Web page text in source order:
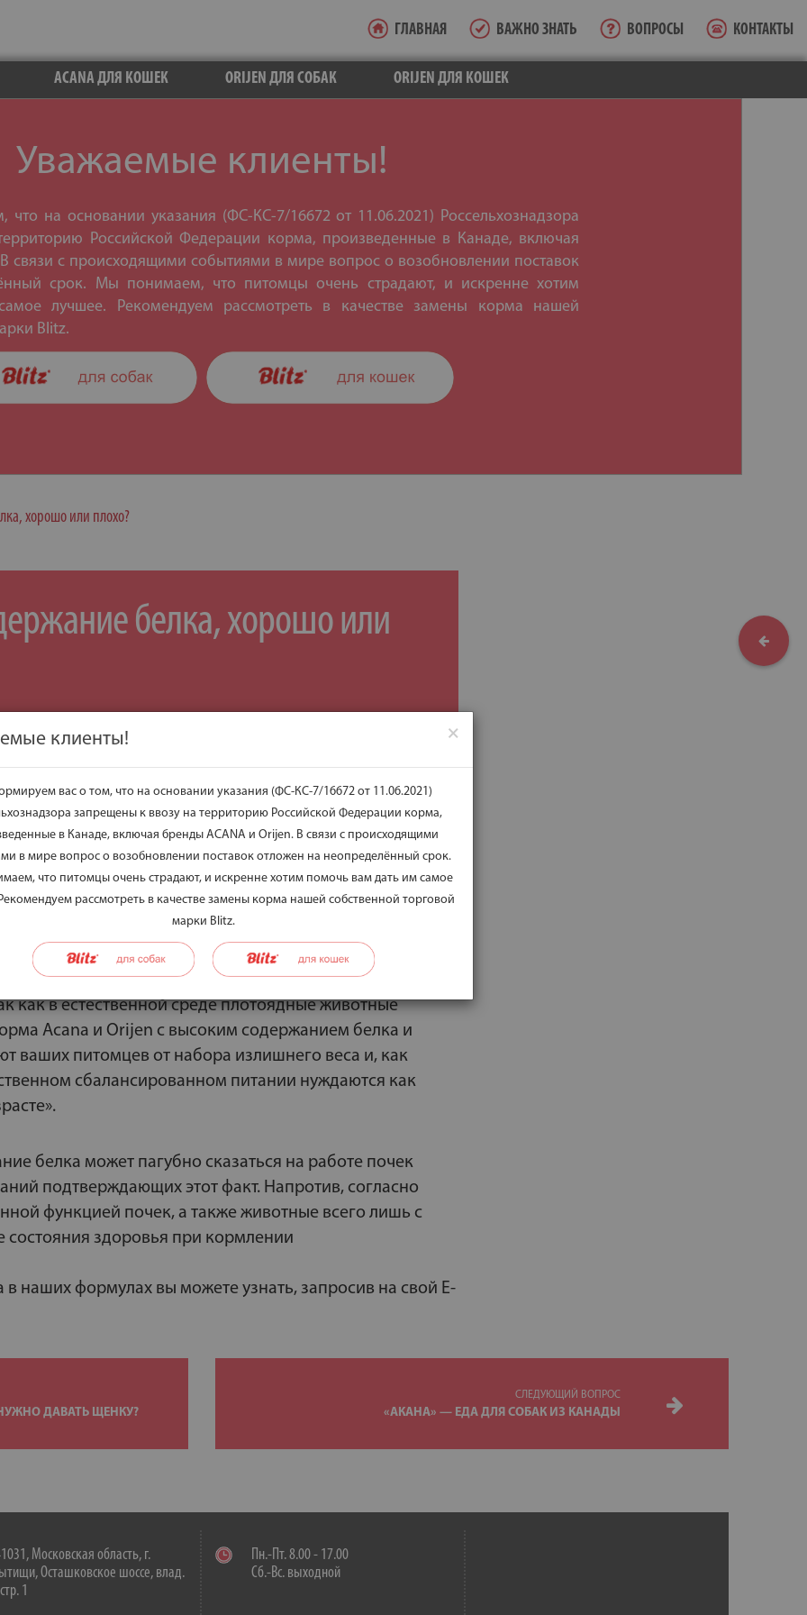
ГЛАВНАЯ ВАЖНО ЗНАТЬ ВОПРОСЫ КОНТАКТЫ
ACANA ДЛЯ КОШЕК ORIJEN ДЛЯ СОБАК ORIJEN ДЛЯ КОШЕК
Уважаемые клиенты!
на основании указания (ФС-КС-7/16672 от 11.06.2021) Россельхознадзора
Российской Федерации корма, произведенные в Канаде, включая
связи с происходящими событиями в мире вопрос о возобновлении поставок
срок. Мы понимаем, что питомцы очень страдают, и искренне хотим
лучшее. Рекомендуем рассмотреть в качестве замены корма нашей
Blitz.
хорошо или плохо?
белка, хорошо или
о кормах, имеющих высокое содержание белка в
что на самом деле, кошки и собаки являются
и челюстей, а также пищеварительная система
адаптированных исключительно к мясному рациону
белком — их естественная потребность.
биологически соответствующие корма,
рациону диких животных, создаваемые с учетом
особенностей собак и кошек. В формулах нет
как в естественной среде плотоядные животные
Acana и Orijen с высоким содержанием белка и
ваших питомцев от набора излишнего веса и, как
сбалансированном питании нуждаются как
белка может пагубно сказаться на работе почек
подтверждающих этот факт. Напротив, согласно
функцией почек, а также животные всего лишь с
здоровья при кормлении
наших формулах вы можете узнать, запросив на свой E-
ДАВАТЬ ЩЕНКУ?
СЛЕДУЮЩИЙ ВОПРОС
«АКАНА» — ЕДА ДЛЯ СОБАК ИЗ КАНАДЫ
Московская область, г.
Осташковское шоссе, влад.
1
Пн.-Пт. 8.00 - 17.00
Сб.-Вс. выходной
×
клиенты!
вас о том, что на основании указания (ФС-КС-7/16672 от 11.06.2021)
запрещены к ввозу на территорию Российской Федерации корма,
в Канаде, включая бренды ACANA и Orijen. В связи с происходящими
в мире вопрос о возобновлении поставок отложен на неопределённый срок.
что питомцы очень страдают, и искренне хотим помочь вам дать им самое
рассмотреть в качестве замены корма нашей собственной торговой
марки Blitz.